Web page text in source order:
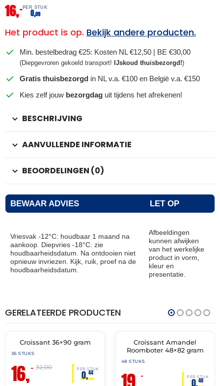
16,– PER STUK
0,09
Het product is op. Bekijk andere producten.
Min. bestelbedrag €25: Kosten NL €12,50 | BE €30,00
(Diepgevroren gekoeld transport! IJskoud thuisbezorgd!)
Gratis thuisbezorgd in NL v.a. €100 en België v.a. €150
Kies zelf jouw bezorgdag uit tijdens het afrekenen!
BESCHRIJVING
AANVULLENDE INFORMATIE
BEOORDELINGEN (0)
BEWAAR ADVIES LET OP
Vriesvak -12°C: houdbaar 1 maand na
aankoop. Diepvries -18°C: zie
houdbaarheidsdatum. Na ontdooien niet
opnieuw invriezen. Kijk, ruik, proef na de
houdbaarheidsdatum.
Afbeeldingen
kunnen afwijken
van het werkelijke
product in vorm,
kleur en
presentatie.
GERELATEERDE PRODUCTEN
🔥 OP=OP
THT:
30-
Croissant 36×90 gram
36 STUKS
16,– PER STUK
0,44
32,00
🔥 OP=OP
Croissant Amandel
Roomboter 48×82 gram
48 STUKS
– PER STUK
0,40